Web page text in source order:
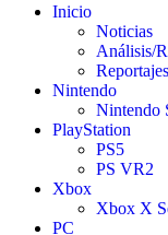
Inicio
Noticias
Análisis/
Reportajes
Nintendo
Nintendo
PlayStation
PS5
PS VR2
Xbox
Xbox X
PC